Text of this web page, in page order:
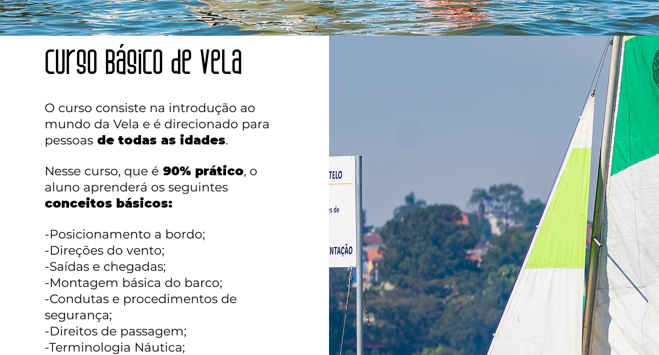
Curso Básico de vela
O curso consiste na introdução ao
mundo da Vela e é direcionado para
pessoasde todas as idades.
Nesse curso, que é 90% prático, o
aluno aprenderá os seguintes
conceitos básicos:
-Posicionamento a bordo;
-Direções do vento;
-Saídas e chegadas;
-Montagem básica do barco;
-Condutas e procedimentos de
segurança;
-Direitos de passagem;
-Terminologia Náutica;